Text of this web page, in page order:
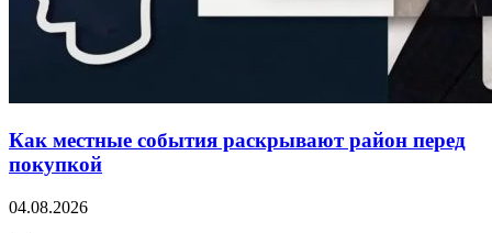
Как местные события раскрывают район перед
покупкой
04.08.2026